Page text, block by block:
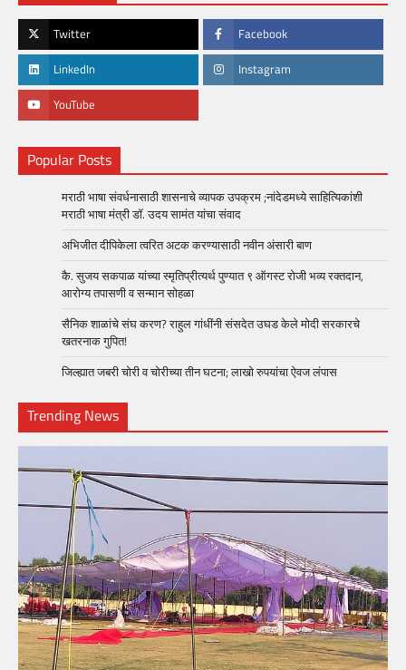
Twitter Facebook
LinkedIn Instagram
YouTube
Popular Posts
मराठी भाषा संवर्धनासाठी शासनाचे व्यापक उपक्रम ;नांदेडमध्ये साहित्यिकांशी
मराठी भाषा मंत्री डॉ. उदय सामंत यांचा संवाद
अभिजीत दीपिकेला त्वरित अटक करण्यासाठी नवीन अंसारी बाण
कै. सुजय सकपाळ यांच्या स्मृतिप्रीत्यर्थ पुण्यात ९ ऑगस्ट रोजी भव्य रक्तदान,
आरोग्य तपासणी व सन्मान सोहळा
सैनिक शाळांचे संघ करण? राहुल गांधींनी संसदेत उघड केले मोदी सरकारचे
खतरनाक गुपित!
जिल्ह्यात जबरी चोरी व चोरीच्या तीन घटना; लाखो रुपयांचा ऐवज लंपास
Trending News